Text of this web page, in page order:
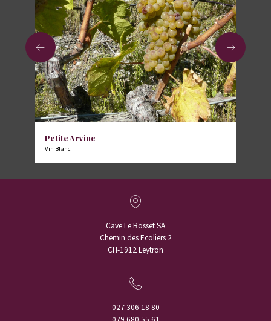
Petite Arvine
Vin Blanc
Cave Le Bosset SA
Chemin des Ecoliers 2
CH-1912 Leytron
027 306 18 80